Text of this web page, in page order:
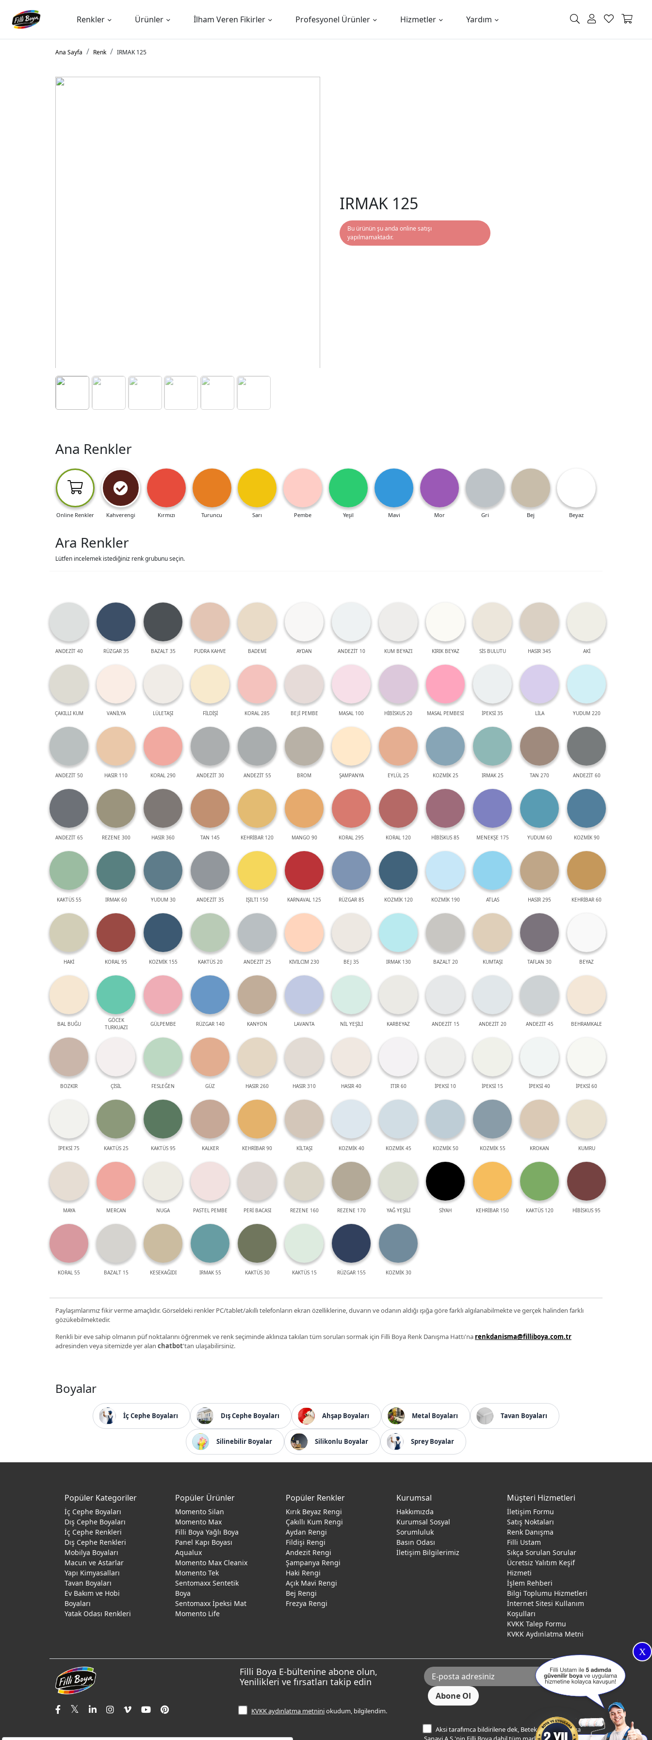
Renkler Ürünler İlham Veren Fikirler Profesyonel Ürünler Hizmetler Yardım
Ana Sayfa Renk IRMAK 125
IRMAK 125
Bu ürünün şu anda online satışı
yapılmamaktadır.
Ana Renkler
Online Renkler Kahverengi Kırmızı Turuncu Sarı Pembe Yeşil Mavi Mor Gri Bej Beyaz
Ara Renkler
Lütfen incelemek istediğiniz renk grubunu seçin.
ANDEZİT 40 RÜZGAR 35 BAZALT 35 PUDRA KAHVE BADEMİ AYDAN ANDEZİT 10 KUM BEYAZI KIRIK BEYAZ SİS BULUTU HASIR 345 AKİ
ÇAKILLI KUM VANİLYA LÜLETAŞI FİLDİŞİ KORAL 285 BEJİ PEMBE MASAL 100 HİBİSKUS 20 MASAL PEMBESİ İPEKSİ 35 LİLA YUDUM 220
ANDEZİT 50 HASIR 110 KORAL 290 ANDEZİT 30 ANDEZİT 55 BROM ŞAMPANYA EYLÜL 25 KOZMİK 25 IRMAK 25 TAN 270 ANDEZİT 60
ANDEZİT 65 REZENE 300 HASIR 360 TAN 145 KEHRİBAR 120 MANGO 90 KORAL 295 KORAL 120 HİBİSKUS 85 MENEKŞE 175 YUDUM 60 KOZMİK 90
KAKTÜS 55 IRMAK 60 YUDUM 30 ANDEZİT 35 IŞILTI 150 KARNAVAL 125 RÜZGAR 85 KOZMİK 120 KOZMİK 190 ATLAS HASIR 295 KEHRİBAR 60
HAKİ KORAL 95 KOZMİK 155 KAKTÜS 20 ANDEZİT 25 KIVILCIM 230 BEJ 35 IRMAK 130 BAZALT 20 KUMTAŞI TAFLAN 30 BEYAZ
BAL BUĞU
GÖCEK
TURKUAZI
GÜLPEMBE RÜZGAR 140 KANYON LAVANTA NİL YEŞİLİ KARBEYAZ ANDEZİT 15 ANDEZİT 20 ANDEZİT 45 BEHRAMKALE
BOZKIR ÇİSİL FESLEĞEN GÜZ HASIR 260 HASIR 310 HASIR 40 ITIR 60 İPEKSİ 10 İPEKSİ 15 İPEKSİ 40 İPEKSİ 60
İPEKSİ 75 KAKTÜS 25 KAKTÜS 95 KALKER KEHRİBAR 90 KİLTAŞI KOZMİK 40 KOZMİK 45 KOZMİK 50 KOZMİK 55 KROKAN KUMRU
MAYA MERCAN NUGA PASTEL PEMBE PERİ BACASI REZENE 160 REZENE 170 YAĞ YEŞİLİ SİYAH KEHRİBAR 150 KAKTÜS 120 HİBİSKUS 95
KORAL 55 BAZALT 15 KESEKAĞIDI IRMAK 55 KAKTÜS 30 KAKTÜS 15 RÜZGAR 155 KOZMİK 30
Paylaşımlarımız fikir verme amaçlıdır. Görseldeki renkler PC/tablet/akıllı telefonların ekran özelliklerine, duvarın ve odanın aldığı ışığa göre farklı algılanabilmekte ve gerçek halinden farklı
gözükebilmektedir.
Renkli bir eve sahip olmanın püf noktalarını öğrenmek ve renk seçiminde aklınıza takılan tüm soruları sormak için Filli Boya Renk Danışma Hattı'na renkdanisma@filliboya.com.tr
adresinden veya sitemizde yer alan chatbot'tan ulaşabilirsiniz.
Boyalar
İç Cephe Boyaları Dış Cephe Boyaları Ahşap Boyaları Metal Boyaları Tavan Boyaları
Silinebilir Boyalar Silikonlu Boyalar Sprey Boyalar
X
Popüler Kategoriler
İç Cephe Boyaları
Dış Cephe Boyaları
İç Cephe Renkleri
Dış Cephe Renkleri
Mobilya Boyaları
Macun ve Astarlar
Yapı Kimyasalları
Tavan Boyaları
Ev Bakım ve Hobi
Boyaları
Yatak Odası Renkleri
Popüler Ürünler
Momento Silan
Momento Max
Filli Boya Yağlı Boya
Panel Kapı Boyası
Aqualux
Momento Max Cleanix
Momento Tek
Sentomaxx Sentetik
Boya
Sentomaxx İpeksi Mat
Momento Life
Popüler Renkler
Kırık Beyaz Rengi
Çakıllı Kum Rengi
Aydan Rengi
Fildişi Rengi
Andezit Rengi
Şampanya Rengi
Haki Rengi
Açık Mavi Rengi
Bej Rengi
Frezya Rengi
Kurumsal
Hakkımızda
Kurumsal Sosyal
Sorumluluk
Basın Odası
İletişim Bilgilerimiz
Müşteri Hizmetleri
İletişim Formu
Satış Noktaları
Renk Danışma
Filli Ustam
Sıkça Sorulan Sorular
Ücretsiz Yalıtım Keşif
Hizmeti
İşlem Rehberi
Bilgi Toplumu Hizmetleri
İnternet Sitesi Kullanım
Koşulları
KVKK Talep Formu
KVKK Aydınlatma Metni
Filli Boya E-bültenine abone olun,
Yenilikleri ve fırsatları takip edin
KVKK aydınlatma metniniokudum, bilgilendim.
Aksi tarafımca bildirilene dek, Betek Boya ve Kimya